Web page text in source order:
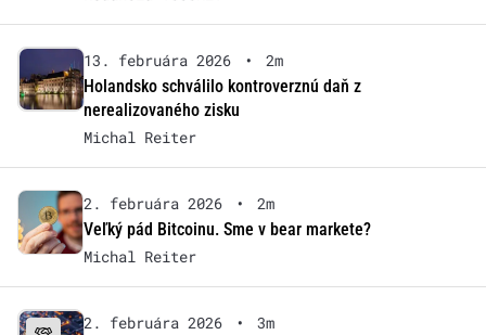
13. februára 2026 •
2m
Holandsko schválilo kontroverznú daň z
nerealizovaného zisku
Michal Reiter
2. februára 2026 •
2m
Veľký pád Bitcoinu. Sme v bear markete?
Michal Reiter
2. februára 2026 •
3m